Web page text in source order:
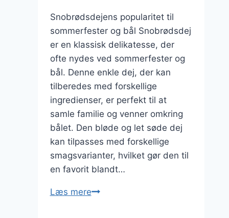
Snobrødsdejens popularitet til
sommerfester og bål Snobrødsdej
er en klassisk delikatesse, der
ofte nydes ved sommerfester og
bål. Denne enkle dej, der kan
tilberedes med forskellige
ingredienser, er perfekt til at
samle familie og venner omkring
bålet. Den bløde og let søde dej
kan tilpasses med forskellige
smagsvarianter, hvilket gør den til
en favorit blandt…
Læs mereSnobrødsdej